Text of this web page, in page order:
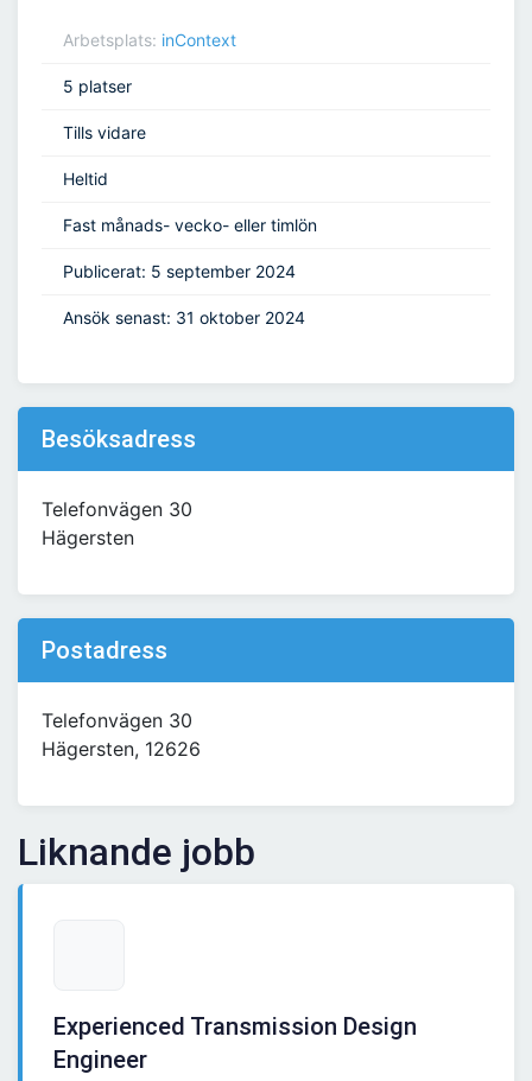
Arbetsplats: inContext
5 platser
Tills vidare
Heltid
Fast månads- vecko- eller timlön
Publicerat: 5 september 2024
Ansök senast: 31 oktober 2024
Besöksadress
Telefonvägen 30
Hägersten
Postadress
Telefonvägen 30
Hägersten, 12626
Liknande jobb
Experienced Transmission Design
Engineer